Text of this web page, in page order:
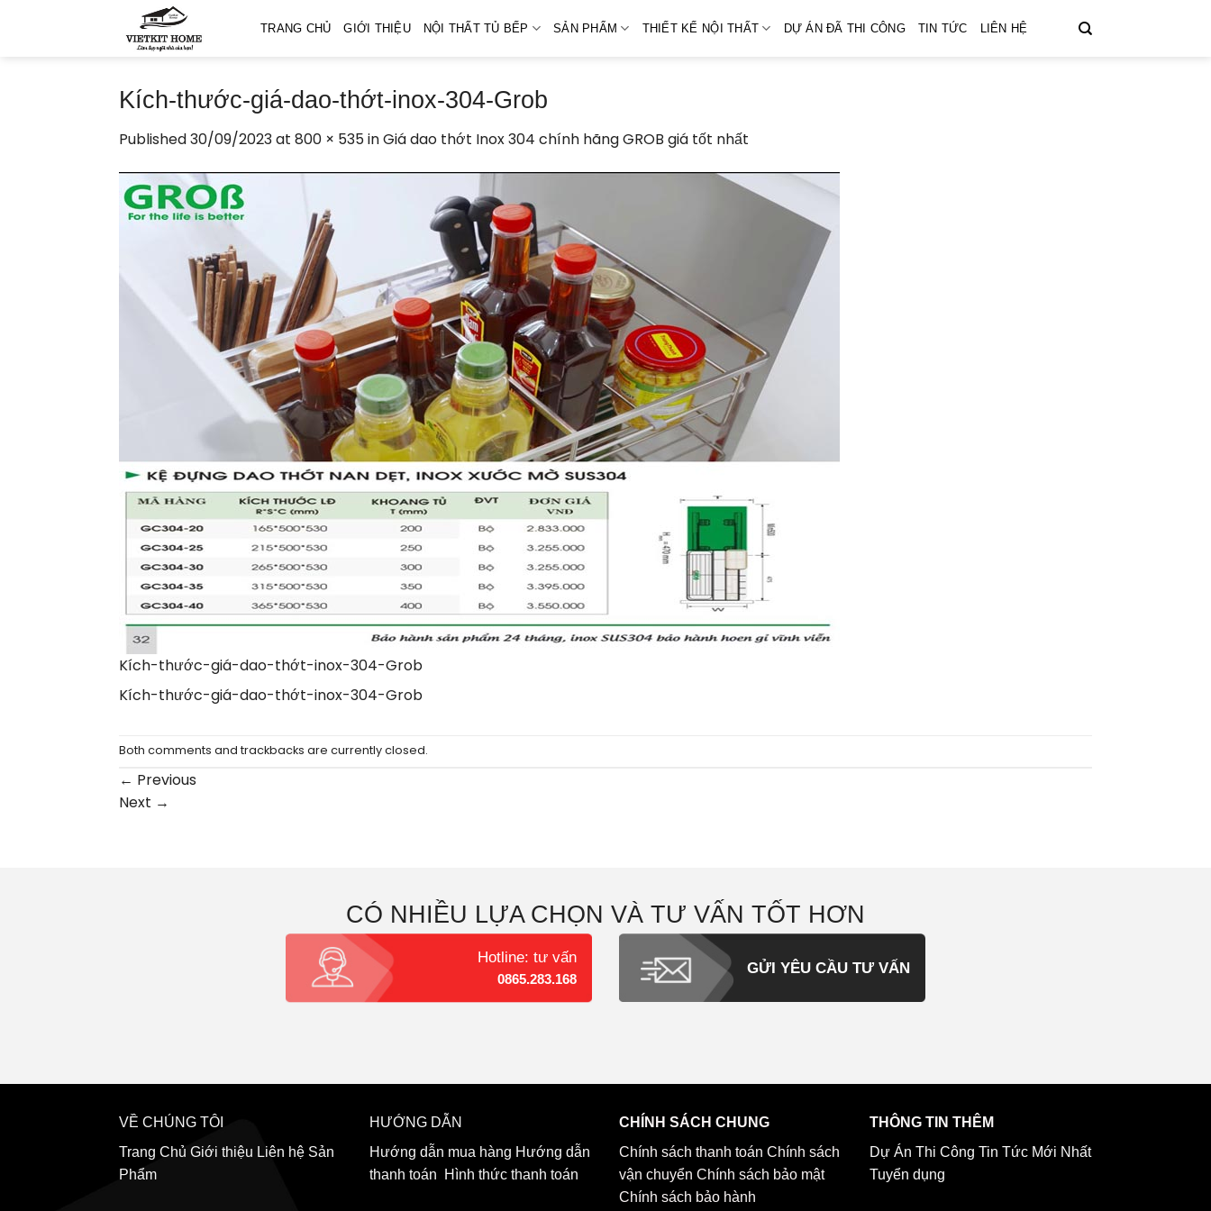
TRANG CHỦ GIỚI THIỆU NỘI THẤT TỦ BẾP SẢN PHẨM THIẾT KẾ NỘI THẤT DỰ ÁN ĐÃ THI CÔNG TIN TỨC LIÊN HỆ
Kích-thước-giá-dao-thớt-inox-304-Grob
Published30/09/2023at 800 × 535inGiá dao thớt Inox 304 chính hãng GROB giá tốt nhất
Kích-thước-giá-dao-thớt-inox-304-Grob
Kích-thước-giá-dao-thớt-inox-304-Grob
Both comments and trackbacks are currently closed.
← Previous
Next →
CÓ NHIỀU LỰA CHỌN VÀ TƯ VẤN TỐT HƠN
Hotline: tư vấn
0865.283.168
GỬI YÊU CẦU TƯ VẤN
VỀ CHÚNG TÔI
Trang Chủ Giới thiệu Liên hệ Sản
Phẩm
HƯỚNG DẪN
Hướng dẫn mua hàng Hướng dẫn
thanh toán
Hình thức thanh toán
CHÍNH SÁCH CHUNG
Chính sách thanh toán Chính sách
vận chuyển Chính sách bảo mật
Chính sách bảo hành
THÔNG TIN THÊM
Dự Án Thi Công Tin Tức Mới Nhất
Tuyển dụng